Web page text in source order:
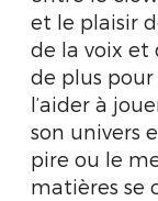
et le plaisir
de la voix
de plus
l’aider à
son univers
pire ou le
matières se